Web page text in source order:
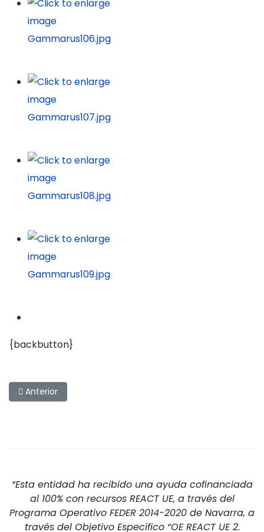
{backbutton}
Artículo anterior: Ninfas de Richard Wojdyla
Anterior
“Esta entidad ha recibido una ayuda cofinanciada
al 100% con recursos REACT UE, a través del
Programa Operativo FEDER 2014-2020 de Navarra, a
través del Objetivo Específico “OE REACT UE 2.